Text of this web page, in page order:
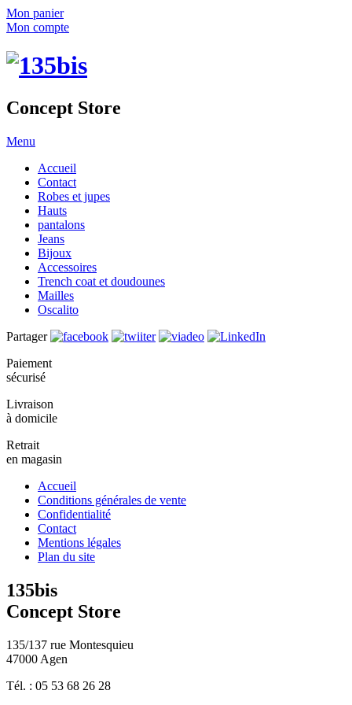
Mon panier
Mon compte
Concept Store
Menu
Accueil
Contact
Robes et jupes
Hauts
pantalons
Jeans
Bijoux
Accessoires
Trench coat et doudounes
Mailles
Oscalito
Partager
Paiement
sécurisé
Livraison
à domicile
Retrait
en magasin
Accueil
Conditions générales de vente
Confidentialité
Contact
Mentions légales
Plan du site
135bis
Concept Store
135/137 rue Montesquieu
47000 Agen
Tél. : 05 53 68 26 28